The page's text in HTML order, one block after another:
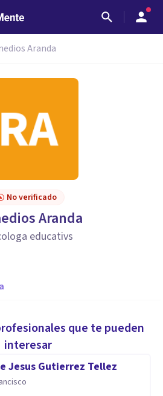
Aranda
No verificado
Aranda
educativs
que te pueden
interesar
Jesus Gutierrez Tellez